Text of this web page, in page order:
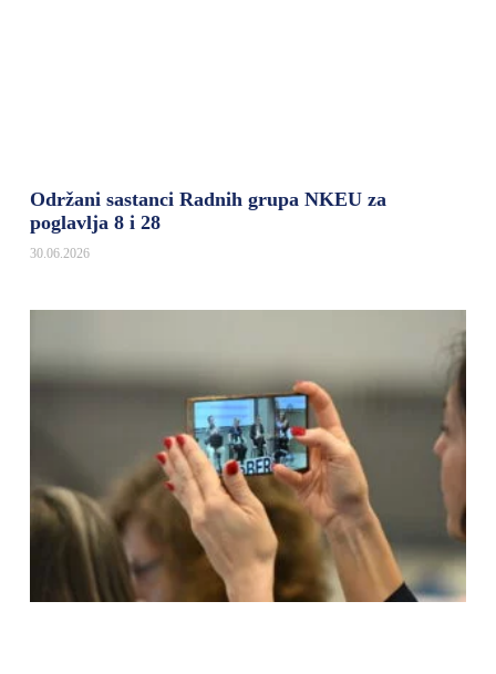
Održani sastanci Radnih grupa NKEU za
poglavlja 8 i 28
30.06.2026